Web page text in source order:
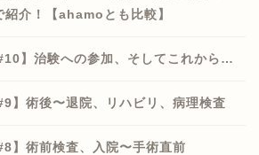
紹介！【ahamoとも比較】
】治験への参加、そしてこれから…
】術後〜退院、リハビリ、病理検査
】術前検査、入院〜手術直前